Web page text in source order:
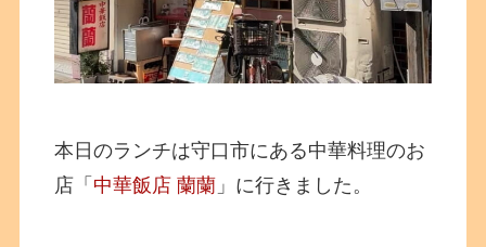
本日のランチは守口市にある中華料理のお
店「 中華飯店 蘭蘭 」に行きました。